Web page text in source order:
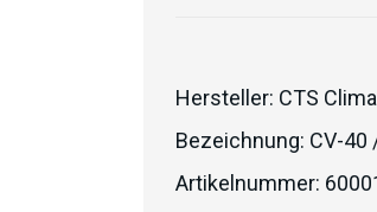
Hersteller: CTS
Bezeichnung: CV-40
Artikelnummer: